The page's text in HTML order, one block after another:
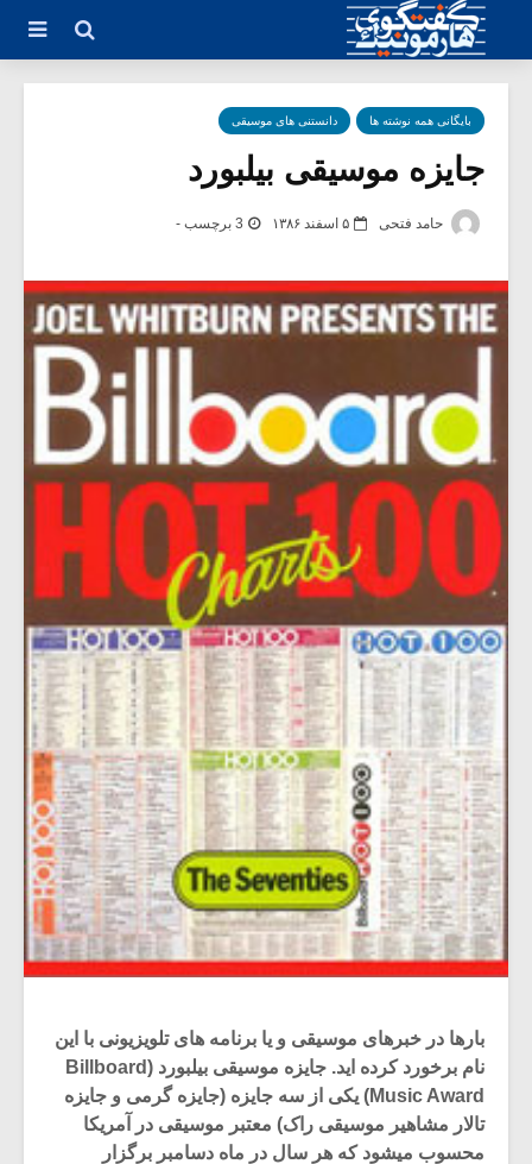
بایگانی همه نوشته ها دانستنی های موسیقی
جایزه موسیقی بیلبورد
حامد فتحی ۵ اسفند ۱۳۸۶ 3 برچسب -
بارها در خبرهای موسیقی و یا برنامه های تلویزیونی با این
نام برخورد کرده اید. جایزه موسیقی بیلبورد (Billboard
Music Award) یکی از سه جایزه (جایزه گرمی و جایزه
تالار مشاهیر موسیقی راک) معتبر موسیقی در آمریکا
محسوب میشود که هر سال در ماه دسامبر برگزار